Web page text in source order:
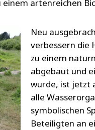
einem artenreichen
Neu
verbessern die
zu einem
abgebaut und
wurde, ist jetzt
alle
symbolischen
Beteiligten an